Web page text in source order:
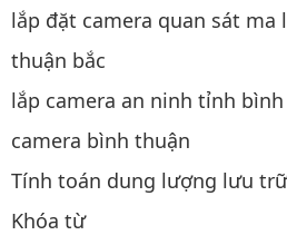
lắp đặt camera quan sát ma
thuận bắc
lắp camera an ninh tỉnh
camera bình thuận
Tính toán dung lượng lưu
Khóa từ